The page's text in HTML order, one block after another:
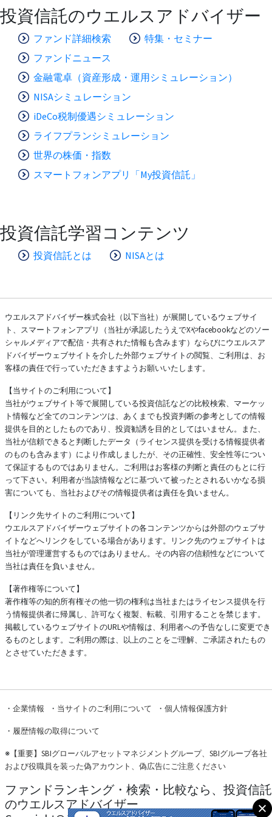
投資信託のウエルスアドバイザー
ファンド詳細検索
特集・セミナー
ファンドニュース
金融電卓（資産形成・運用シミュレーション）
NISAシミュレーション
iDeCo税制優遇シミュレーション
ライフプランシミュレーション
世界の株価・指数
スマートフォンアプリ「My投資信託」
投資信託学習コンテンツ
投資信託とは NISAとは
ウエルスアドバイザー株式会社（以下当社）が展開しているウェブサイ
ト、スマートフォンアプリ（当社が承認したうえでXやfacebookなどのソー
シャルメディアで配信・共有された情報も含みます）ならびにウエルスア
ドバイザーウェブサイトを介した外部ウェブサイトの閲覧、ご利用は、お
客様の責任で行っていただきますようお願いいたします。
【当サイトのご利用について】
当社がウェブサイト等で展開している投資信託などの比較検索、マーケッ
ト情報など全てのコンテンツは、あくまでも投資判断の参考としての情報
提供を目的としたものであり、投資勧誘を目的としてはいません。また、
当社が信頼できると判断したデータ（ライセンス提供を受ける情報提供者
のものも含みます）により作成しましたが、その正確性、安全性等につい
て保証するものではありません。ご利用はお客様の判断と責任のもとに行
って下さい。利用者が当該情報などに基づいて被ったとされるいかなる損
害についても、当社およびその情報提供者は責任を負いません。
【リンク先サイトのご利用について】
ウエルスアドバイザーウェブサイトの各コンテンツからは外部のウェブサ
イトなどへリンクをしている場合があります。リンク先のウェブサイトは
当社が管理運営するものではありません。その内容の信頼性などについて
当社は責任を負いません。
【著作権等について】
著作権等の知的所有権その他一切の権利は当社またはライセンス提供を行
う情報提供者に帰属し、許可なく複製、転載、引用することを禁じます。
掲載しているウェブサイトのURLや情報は、利用者への予告なしに変更でき
るものとします。ご利用の際は、以上のことをご理解、ご承諾されたもの
とさせていただきます。
・ 企業情報 ・ 当サイトのご利用について ・ 個人情報保護方針
・ 履歴情報の取得について
※ 【重要】SBIグローバルアセットマネジメントグループ、SBIグループ各社
および役職員を装った偽アカウント、偽広告にご注意ください
ファンドランキング・検索・比較なら、投資信託
のウエルスアドバイザー